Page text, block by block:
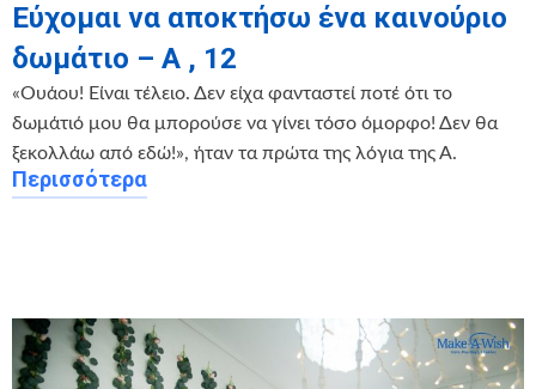
Εύχομαι να αποκτήσω ένα καινούριο
δωμάτιο – Α , 12
«Ουάου! Είναι τέλειο. Δεν είχα φανταστεί ποτέ ότι το
δωμάτιό μου θα μπορούσε να γίνει τόσο όμορφο! Δεν θα
ξεκολλάω από εδώ!», ήταν τα πρώτα της λόγια της Α.
Περισσότερα